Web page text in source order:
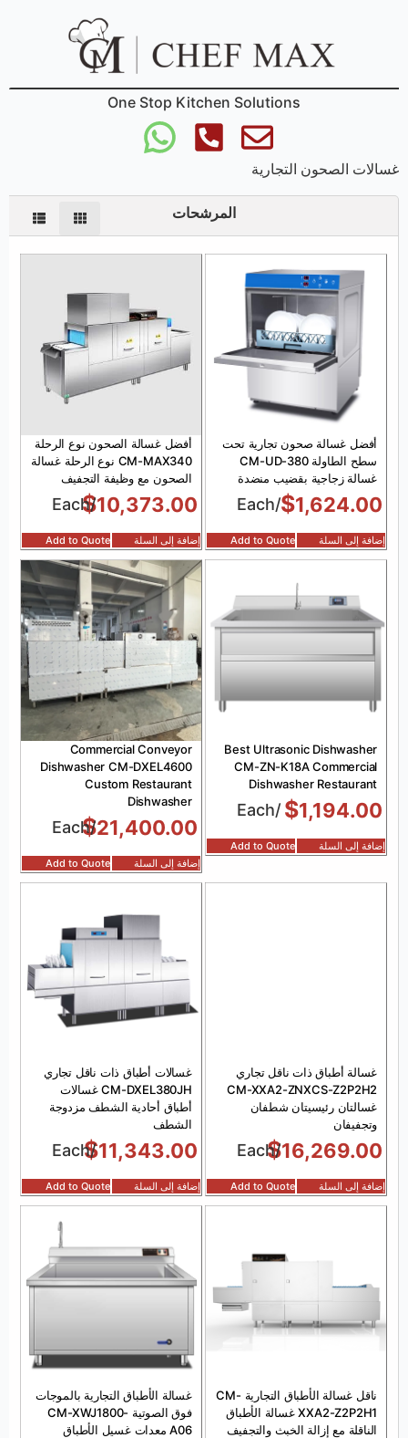
One Stop Kitchen Solutions
غسالات الصحون التجارية
المرشحات
أفضل غسالة صحون تجارية تحت
سطح الطاولة CM-UD-380
غسالة زجاجية بقضيب منضدة
$1,624.00
/Each
إضافة إلى السلة Add to Quote
أفضل غسالة الصحون نوع الرحلة
CM-MAX340 نوع الرحلة غسالة
الصحون مع وظيفة التجفيف
$10,373.00
/Each
إضافة إلى السلة Add to Quote
Best Ultrasonic Dishwasher
CM-ZN-K18A Commercial
Dishwasher Restaurant
$1,194.00
/Each
إضافة إلى السلة Add to Quote
Commercial Conveyor
Dishwasher CM-DXEL4600
Custom Restaurant
Dishwasher
$21,400.00
/Each
إضافة إلى السلة Add to Quote
غسالة أطباق ذات ناقل تجاري
CM-XXA2-ZNXCS-Z2P2H2
غسالتان رئيسيتان شطفان
وتجفيفان
$16,269.00
/Each
إضافة إلى السلة Add to Quote
غسالات أطباق ذات ناقل تجاري
CM-DXEL380JH غسالات
أطباق أحادية الشطف مزدوجة
الشطف
$11,343.00
/Each
إضافة إلى السلة Add to Quote
ناقل غسالة الأطباق التجارية CM-
XXA2-Z2P2H1 غسالة الأطباق
الناقلة مع إزالة الخبث والتجفيف
غسالة الأطباق التجارية بالموجات
فوق الصوتية CM-XWJ1800-
A06 معدات غسيل الأطباق